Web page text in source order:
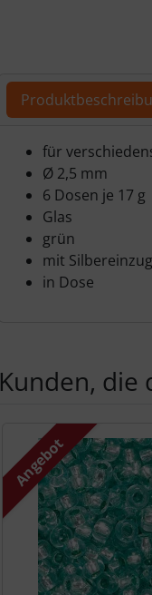
für
Ø 2,5 mm
6 Dosen je 17 g
Glas
grün
mit Silbereinzug
in Dose
Kunden, die
Es folgt ein
Angebot